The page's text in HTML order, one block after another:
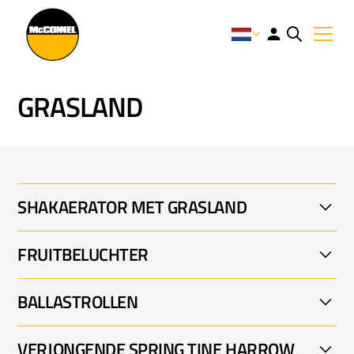
GRASLAND
SHAKAERATOR MET GRASLAND
FRUITBELUCHTER
BALLASTROLLEN